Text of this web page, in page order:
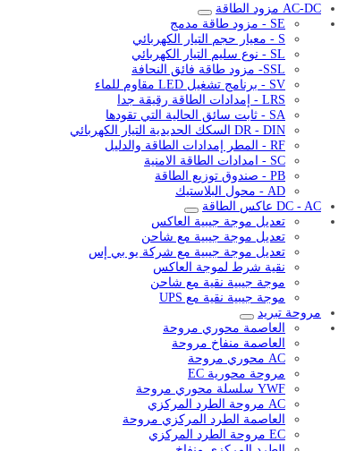
AC-DC مزود الطاقة
SE - مزود طاقة مدمج
S - معيار حجم التيار الكهربائي
SL - نوع سليم التيار الكهربائي
SSL- مزود طاقة فائق النحافة
SV - برنامج تشغيل LED مقاوم للماء
LRS - إمدادات الطاقة رقيقة جدا
SA - ثابت سائق الحالية التي تقودها
DR - DIN السكك الحديدية التيار الكهربائي
RF - المطر إمدادات الطاقة والدليل
SC - امدادات الطاقة الامنية
PB - صندوق توزيع الطاقة
AD - محول البلاستيك
DC - AC عاكس الطاقة
تعديل موجة جيبية العاكس
تعديل موجة جيبية مع شاحن
تعديل موجة جيبية مع شركة يو بي إس
نقية شرط لموجة العاكس
موجة جيبية نقية مع شاحن
موجة جيبية نقية مع UPS
مروحة تبريد
العاصمة محوري مروحة
العاصمة منفاخ مروحة
AC محوري مروحة
مروحة محورية EC
YWF سلسلة محوري مروحة
AC مروحة الطرد المركزي
العاصمة الطرد المركزي مروحة
EC مروحة الطرد المركزي